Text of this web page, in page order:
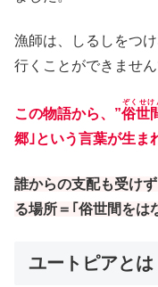
漁師は、しるしをつ
行くことができません
この物語から、”俗世
ぞくせけ
郷｣という言葉が生ま
誰からの支配も受け
る場所＝｢俗世間をは
ユートピアとは